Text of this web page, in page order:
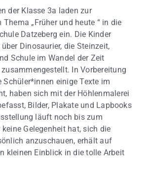
der Klasse 3a laden zur
„Früher und heute “ in die
Datzeberg ein. Die Kinder
Dinosaurier, die Steinzeit,
Schule im Wandel der Zeit
In Vorbereitung
Schüler*innen einige Texte im
haben sich mit der Höhlenmalerei
Bilder, Plakate und Lapbooks
läuft noch bis zum
Gelegenheit hat, sich die
anzuschauen, erhält auf
kleinen Einblick in die tolle Arbeit